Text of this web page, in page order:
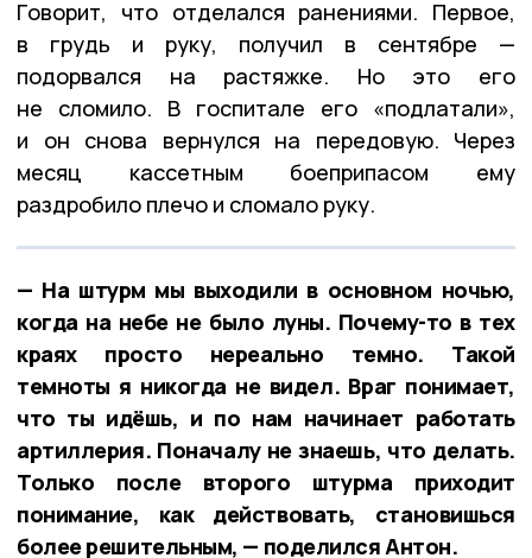
Говорит, что отделался ранениями. Первое,
в грудь и руку, получил в сентябре —
подорвался на растяжке. Но это его
не сломило. В госпитале его «подлатали»,
и он снова вернулся на передовую. Через
месяц кассетным боеприпасом ему
раздробило плечо и сломало руку.
— На штурм мы выходили в основном ночью,
когда на небе не было луны. Почему-то в тех
краях просто нереально темно. Такой
темноты я никогда не видел. Враг понимает,
что ты идёшь, и по нам начинает работать
артиллерия. Поначалу не знаешь, что делать.
Только после второго штурма приходит
понимание, как действовать, становишься
более решительным, — поделился Антон.